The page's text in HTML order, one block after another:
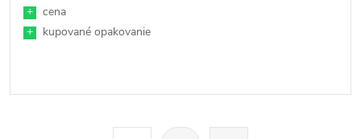
+
cena
+
kupované opakovanie